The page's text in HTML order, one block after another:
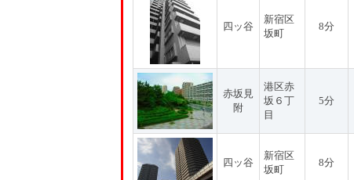
四ッ谷
新宿区
坂町
8分
赤坂見
附
港区赤
坂６丁
目
5分
四ッ谷
新宿区
坂町
8分